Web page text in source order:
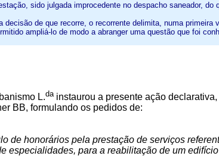
sido julgada improcedente no despacho saneador,
decisão de que recorre, o recorrente delimita, numa
ampliá-lo de modo a abranger uma questão que foi
L.dainstaurou a presente ação
BB, formulando os pedidos de:
de honorários pela prestação de serviços
especialidades, para a reabilitação de um